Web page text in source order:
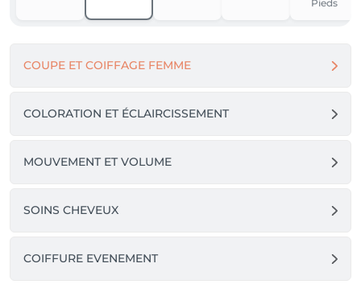
Pieds
COUPE ET COIFFAGE FEMME
COLORATION ET ÉCLAIRCISSEMENT
MOUVEMENT ET VOLUME
SOINS CHEVEUX
COIFFURE EVENEMENT